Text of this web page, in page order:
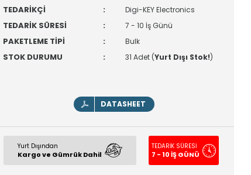
TEDARİKÇİ : Digi-KEY Electronics
TEDARİK SÜRESİ : 7 - 10 İş Günü
PAKETLEME TİPİ : Bulk
STOK DURUMU : 31 Adet (Yurt Dışı Stok!)
DATASHEET
Yurt Dışından
Kargo ve Gümrük Dahil
TEDARİK SÜRESİ
7 - 10 İŞ GÜNÜ